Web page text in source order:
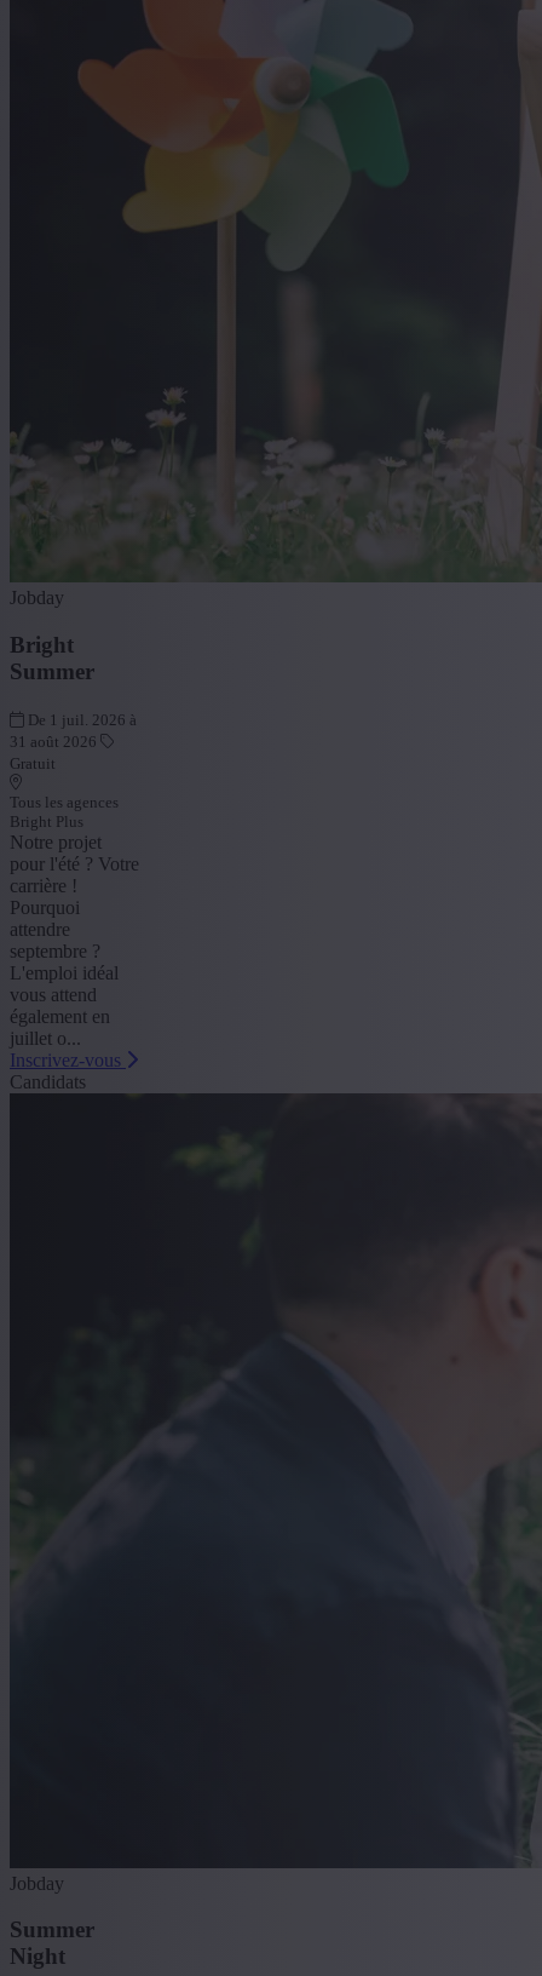
Jobday
Bright
Summer
De 1 juil. 2026 à
31 août 2026
Gratuit
Tous les agences
Bright Plus
Notre projet
pour l'été ? Votre
carrière !
Pourquoi
attendre
septembre ?
L'emploi idéal
vous attend
également en
juillet o...
Inscrivez-vous
Candidats
Jobday
Summer
Night